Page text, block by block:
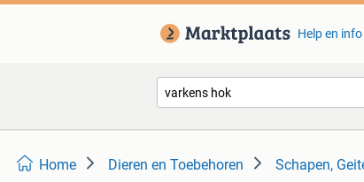
Help en info
Home Dieren en Toebehoren Schapen,